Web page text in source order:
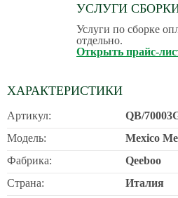
УСЛУГИ
Услуги по сборке
отдельно.
Открыть прайс-
ХАРАКТЕРИСТИКИ
Артикул:
QB/
Модель:
Mexico
Фабрика:
Qeeboo
Страна:
Италия